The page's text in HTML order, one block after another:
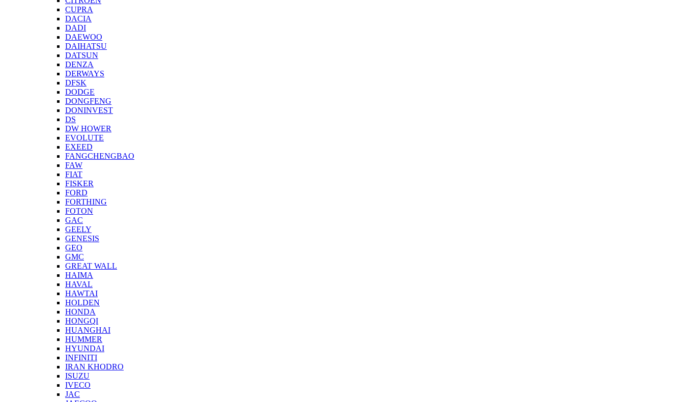
CUPRA
DACIA
DADI
DAEWOO
DAIHATSU
DATSUN
DENZA
DERWAYS
DFSK
DODGE
DONGFENG
DONINVEST
DS
DW HOWER
EVOLUTE
EXEED
FANGCHENGBAO
FAW
FIAT
FISKER
FORD
FORTHING
FOTON
GAC
GEELY
GENESIS
GEO
GMC
GREAT WALL
HAIMA
HAVAL
HAWTAI
HOLDEN
HONDA
HONGQI
HUANGHAI
HUMMER
HYUNDAI
INFINITI
IRAN KHODRO
ISUZU
IVECO
JAC